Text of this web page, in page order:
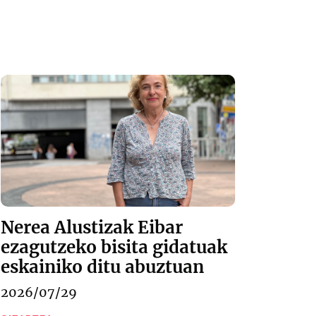
Nerea Alustizak Eibar
ezagutzeko bisita gidatuak
eskainiko ditu abuztuan
2026/07/29